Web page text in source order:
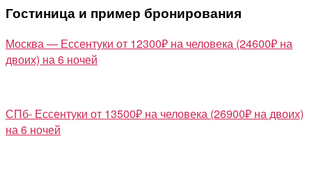
Гостиница и пример бронирования
Москва — Ессентуки от 12300₽ на человека (24600₽ на
двоих) на 6 ночей
СПб- Ессентуки от 13500₽ на человека (26900₽ на двоих)
на 6 ночей